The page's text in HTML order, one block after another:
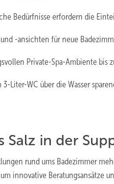
Bedürfnisse erfordern die
-ansichten für neue
Private-Spa-Ambiente bis
Liter-WC über die Wasser
Salz in der
rund ums Badezimmer
innovative Beratungsansätze